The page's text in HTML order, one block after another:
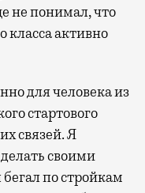
не понимал, что
класса активно
для человека из
стартового
связей. Я
своими
по стройкам